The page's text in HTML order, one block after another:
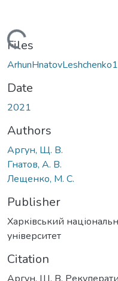
Loading...
Files
Date
2021
Authors
Аргун, Щ. В.
Гнатов, А. В.
Лещенко, М. С.
Publisher
Харківський
університет
Citation